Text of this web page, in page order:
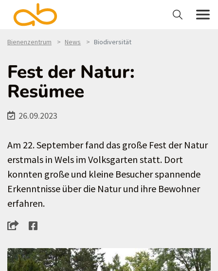
Bienenzentrum News Biodiversität
Fest der Natur:
Resümee
26.09.2023
Am 22. September fand das große Fest der Natur
erstmals in Wels im Volksgarten statt. Dort
konnten große und kleine Besucher spannende
Erkenntnisse über die Natur und ihre Bewohner
erfahren.